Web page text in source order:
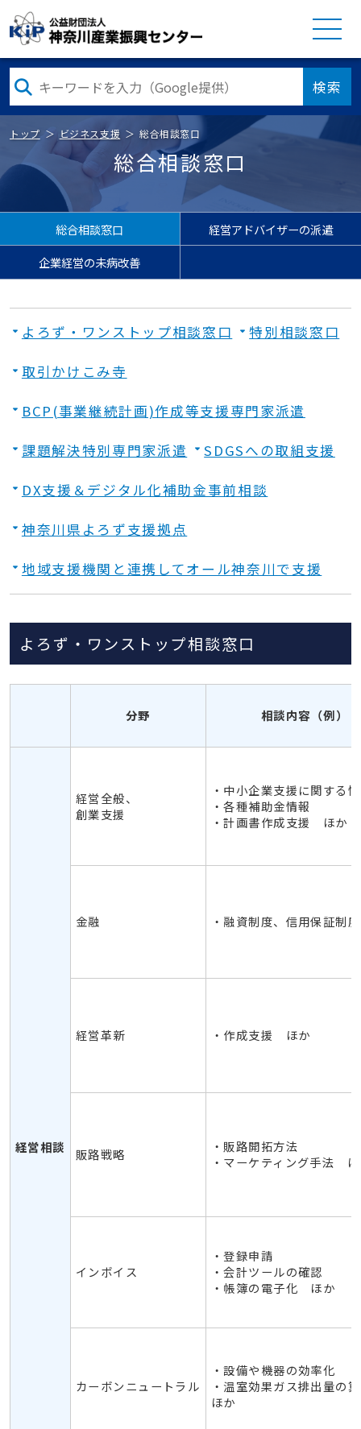
検索
トップ ビジネス支援 総合相談窓口
総合相談窓口
総合相談窓口
経営アドバイザーの派遣
企業経営の未病改善
よろず・ワンストップ相談窓口 特別相談窓口
取引かけこみ寺
BCP(事業継続計画)作成等支援専門家派遣
課題解決特別専門家派遣 SDGSへの取組支援
DX支援＆デジタル化補助金事前相談
神奈川県よろず支援拠点
地域支援機関と連携してオール神奈川で支援
よろず・ワンストップ相談窓口
分野 相談内容（例）
経営相談
経営全般、
創業支援
・中小企業支援に関する
・各種補助金情報
・計画書作成支援 ほか
金融 ・融資制度、信用保証制
経営革新 ・作成支援 ほか
販路戦略
・販路開拓方法
・マーケティング手法
インボイス
・登録申請
・会計ツールの確認
・帳簿の電子化 ほか
カーボンニュートラル
・設備や機器の効率化
・温室効果ガス排出量
ほか